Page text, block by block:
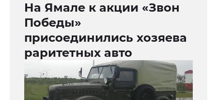
На Ямале к акции «Звон
Победы»
присоединились хозяева
раритетных авто